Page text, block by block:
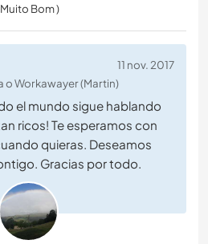
Bom )
11 nov. 2017
Workawayer (Martin)
el mundo sigue hablando
ricos! Te esperamos con
quieras. Deseamos
Gracias por todo.